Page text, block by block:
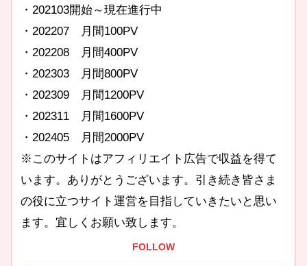
・202103開始～現在進行中
・202207 月間100PV
・202208 月間400PV
・202303 月間800PV
・202309 月間1200PV
・202311 月間1600PV
・202405 月間2000PV
※このサイトはアフィリエイト広告で収益を得て
います。ありがとうございます。引き続き皆さま
の役に立つサイト運営を目指していきたいと思い
ます。宜しくお願い致します。
FOLLOW